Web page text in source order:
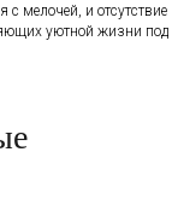
мелочей, и отсутствие
уютной жизни под